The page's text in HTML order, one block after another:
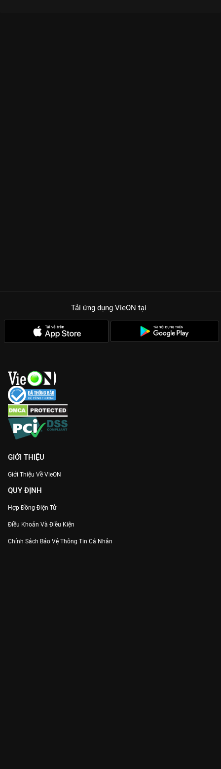
Tải ứng dụng VieON tại
GIỚI THIỆU
Giới Thiệu Về VieON
QUY ĐỊNH
Hợp Đồng Điện Tử
Điều Khoản Và Điều Kiện
Chính Sách Bảo Vệ Thông Tin Cá Nhân